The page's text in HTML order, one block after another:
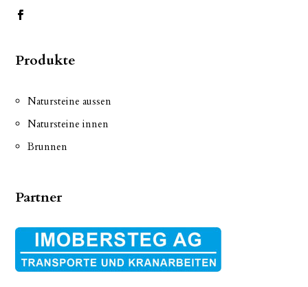
Produkte
Natursteine aussen
Natursteine innen
Brunnen
Partner